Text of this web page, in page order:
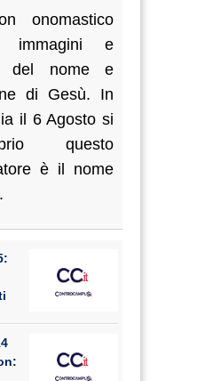
onomastico
immagini e
del nome e
di Gesù. In
il 6 Agosto si
questo
è il nome